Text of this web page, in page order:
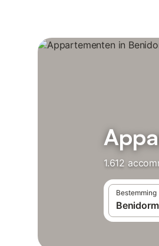
1.612
Bestemming